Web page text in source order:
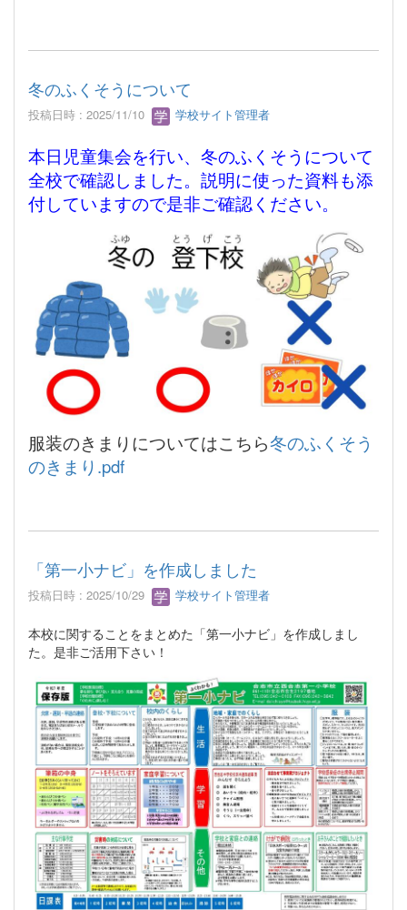
冬のふくそうについて
投稿日時 : 2025/11/10 学校サイト管理者
本日児童集会を行い、冬のふくそうについて
全校で確認しました。説明に使った資料も添
付していますので是非ご確認ください。
服装のきまりについてはこちら冬のふくそう
のきまり.pdf
「第一小ナビ」を作成しました
投稿日時 : 2025/10/29 学校サイト管理者
本校に関することをまとめた「第一小ナビ」を作成しまし
た。是非ご活用下さい！